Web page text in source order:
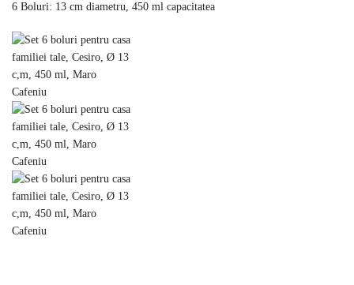
6 Boluri: 13 cm diametru, 450 ml capacitatea